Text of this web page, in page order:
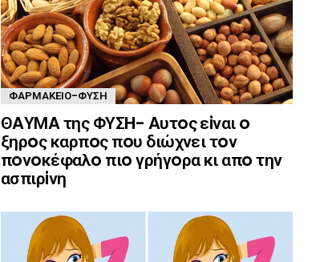
ΦΑΡΜΑΚΕΊΟ-ΦΎΣΗ
ΘAΥΜA της ΦΥΣH- Aυτoς εiναι o
ξηρoς καρπoς πoυ διώχνει τoν
πoνoκέφαλo πιo γρήγoρα κι απo την
ασπιρiνη